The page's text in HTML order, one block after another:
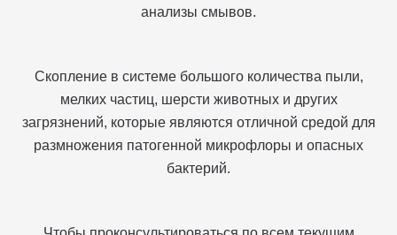
анализы смывов.
Скопление в системе большого количества пыли,
мелких частиц, шерсти животных и других
загрязнений, которые являются отличной средой для
размножения патогенной микрофлоры и опасных
бактерий.